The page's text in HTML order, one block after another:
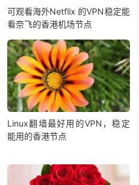
可观看海外Netflix 的VPN稳定能
看奈飞的香港机场节点
Linux翻墙最好用的VPN，稳定
能用的香港节点